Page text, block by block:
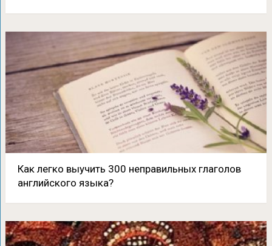
Как легко выучить 300 неправильных глаголов
английского языка?